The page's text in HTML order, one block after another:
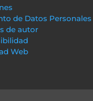
de Datos Personales
de autor
Web